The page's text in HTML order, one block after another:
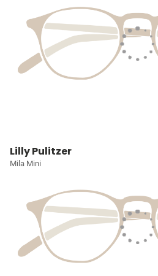
Lilly Pulitzer
Mila Mini